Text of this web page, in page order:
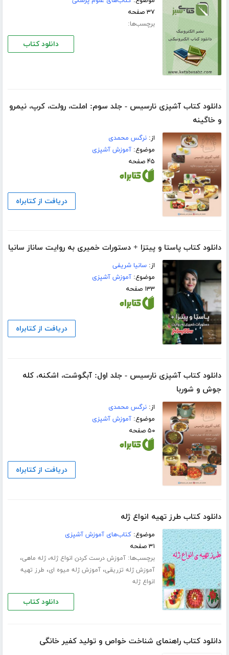
۳۷ صفحه
برچسب‌ها:
دانلود کتاب
دانلود کتاب آشپزی نارسیس - جلد سوم: املت، رولت، کرپ، نیمرو
و خاگینه
از:نرگس محمدی
موضوع:آموزش آشپزی
۴۵ صفحه
دریافت از کتابراه
دانلود کتاب پاستا و پیتزا + دستورات خمیری به روایت ساناز سانیا
از:سانیا شریفی
موضوع:آموزش آشپزی
۱۳۳ صفحه
دریافت از کتابراه
دانلود کتاب آشپزی نارسیس - جلد اول: آبگوشت، اشکنه، کله
جوش و شوربا
از:نرگس محمدی
موضوع:آموزش آشپزی
۵۰ صفحه
دریافت از کتابراه
دانلود کتاب طرز تهیه انواع ژله
موضوع:کتاب‌های آموزش آشپزی
۳۱ صفحه
برچسب‌ها:آموزش درست کردن انواع ژله،ژله ماهی،
آموزش ژله تزریقی،آموزش ژله میوه ای، طرز تهیه
انواع ژله
دانلود کتاب
دانلود کتاب راهنمای شناخت خواص و تولید کفیر خانگی